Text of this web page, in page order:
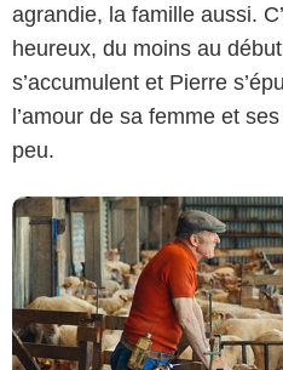
agrandie, la famille aussi.
heureux, du moins au
s’accumulent et Pierre
l’amour de sa femme et
peu.